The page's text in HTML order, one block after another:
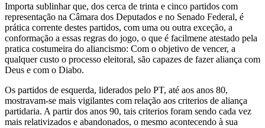
Importa sublinhar que, dos cerca de trinta e cinco partidos com
representação na Câmara dos Deputados e no Senado Federal, é
prática corrente destes partidos, com uma ou outra exceção, a
conformação a essas regras do jogo, o que é facilmene atestado pela
pratica costumeira do aliancismo: Com o objetivo de vencer, a
qualquer custo o processo eleitoral, são capazes de fazer aliança com
Deus e com o Diabo.
Os partidos de esquerda, liderados pelo PT, até aos anos 80,
mostravam-se mais vigilantes com relação aos criterios de aliança
partidaria. A partir dos anos 90, tais criterios foram sendo cada vez
mais relativizados e abandonados, o mesmo acontecendo à sua